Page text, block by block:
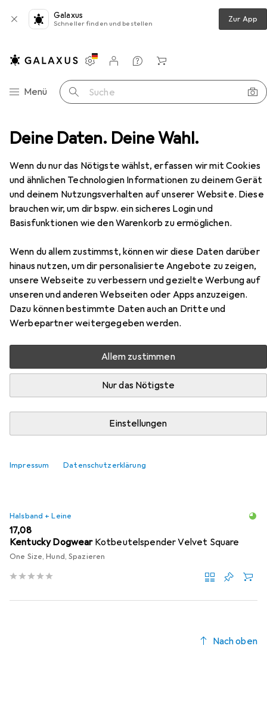
Deine Daten. Deine Wahl.
Wenn du nur das Nötigste wählst, erfassen wir mit Cookies
und ähnlichen Technologien Informationen zu deinem Gerät
und deinem Nutzungsverhalten auf unserer Website. Diese
brauchen wir, um dir bspw. ein sicheres Login und
Basisfunktionen wie den Warenkorb zu ermöglichen.
Wenn du allem zustimmst, können wir diese Daten darüber
hinaus nutzen, um dir personalisierte Angebote zu zeigen,
unsere Webseite zu verbessern und gezielte Werbung auf
unseren und anderen Webseiten oder Apps anzuzeigen.
Dazu können bestimmte Daten auch an Dritte und
Werbepartner weitergegeben werden.
Allem zustimmen
Nur das Nötigste
Einstellungen
Impressum Datenschutzerklärung
Galaxus
Schneller finden und bestellen Zur App
Navigation nach Kategorien
Menü Suche
Einstellungen
Kundenkonto
Vergleichslisten
Merklisten
Warenkorb
with LED flashlight, colored handle lighting and hyg
EUR
29,90
Doggy VillageMedia-Tech LUMINOUS
Leash - Robust 3 in 1 leash with LED
flashlight, colored handle lighting and
hyg
Hund, Allgemein
Zubehör für Doggy Village
Media-Tech LUMINOUS Leash -
Robust 3 in 1 leash with LED
flashlight, colored handle
lighting and hyg
Hier findest du passendes Zubehör zum Produkt Doggy
Village Media-Tech LUMINOUS Leash - Robust 3 in 1 leash
Kategorie Halsband + Leine.
Produktliste
Halsband + Leine
EUR
17,08
Kentucky Dogwear Kotbeutelspender Velvet Square
One Size, Hund, Spazieren
Nach oben